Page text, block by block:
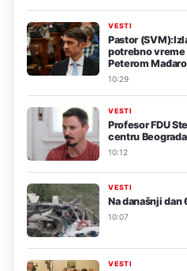
VESTI
Pastor
potrebno vreme
Peterom
10:29
VESTI
Profesor FDU
centru Beograda
10:12
VESTI
Na današnji dan
10:07
VESTI